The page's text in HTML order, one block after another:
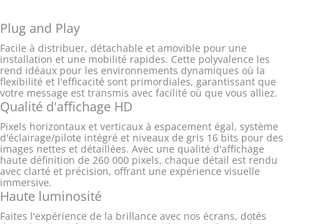
Plug and Play
Facile à distribuer, détachable et amovible pour une
installation et une mobilité rapides. Cette polyvalence les
rend idéaux pour les environnements dynamiques où la
flexibilité et l'efficacité sont primordiales, garantissant que
votre message est transmis avec facilité où que vous alliez.
Qualité d'affichage HD
Pixels horizontaux et verticaux à espacement égal, système
d'éclairage/pilote intégré et niveaux de gris 16 bits pour des
images nettes et détaillées. Avec une qualité d'affichage
haute définition de 260 000 pixels, chaque détail est rendu
avec clarté et précision, offrant une expérience visuelle
immersive.
Haute luminosité
Faites l'expérience de la brillance avec nos écrans, dotés